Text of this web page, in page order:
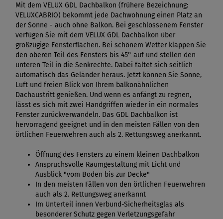
Mit dem VELUX GDL Dachbalkon (frühere Bezeichnung:
VELUXCABRIO) bekommt jede Dachwohnung einen Platz an
der Sonne - auch ohne Balkon. Bei geschlossenem Fenster
verfügen Sie mit dem VELUX GDL Dachbalkon über
großzügige Fensterflächen. Bei schönem Wetter klappen Sie
den oberen Teil des Fensters bis 45° auf und stellen den
unteren Teil in die Senkrechte. Dabei faltet sich seitlich
automatisch das Geländer heraus. Jetzt können Sie Sonne,
Luft und freien Blick von Ihrem balkonähnlichen
Dachaustritt genießen. Und wenn es anfängt zu regnen,
lässt es sich mit zwei Handgriffen wieder in ein normales
Fenster zurückverwandeln. Das GDL Dachbalkon ist
hervorragend geeignet und in den meisten Fällen von den
örtlichen Feuerwehren auch als 2. Rettungsweg anerkannt.
Öffnung des Fensters zu einem kleinen Dachbalkon
Anspruchsvolle Raumgestaltung mit Licht und
Ausblick "vom Boden bis zur Decke"
In den meisten Fällen von den örtlichen Feuerwehren
auch als 2. Rettungsweg anerkannt
Im Unterteil innen Verbund-Sicherheitsglas als
besonderer Schutz gegen Verletzungsgefahr